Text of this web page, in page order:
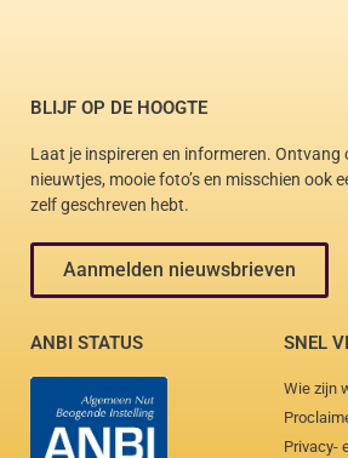
BLIJF OP DE HOOGTE
Laat je inspireren en informeren. Ontvang
nieuwtjes, mooie foto’s en misschien ook
zelf geschreven hebt.
Aanmelden nieuwsbrieven
ANBI STATUS SNEL
Wie zijn
Privacy-